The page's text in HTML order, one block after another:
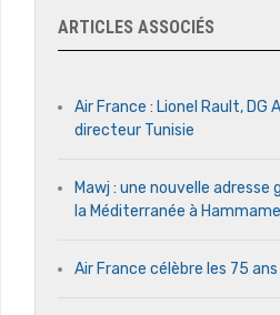
ARTICLES ASSOCIÉS
Air France : Lionel Rault, DG
directeur Tunisie
Mawj : une nouvelle
la Méditerranée à
Air France célèbre les 75